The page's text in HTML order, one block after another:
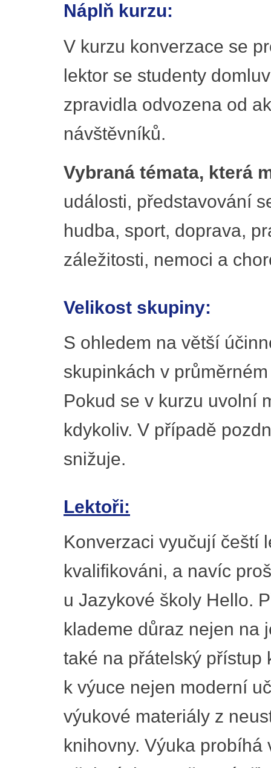
Náplň kurzu:
V kurzu konverzace se
lektor se studenty
zpravidla odvozena od
návštěvníků.
Vybraná témata, která
události, představování
hudba, sport, doprava,
záležitosti, nemoci a
Velikost skupiny:
S ohledem na větší
skupinkách v
Pokud se v kurzu uvolní
kdykoliv. V případě
snižuje.
Lektoři:
Konverzaci vyučují čeští
kvalifikováni, a navíc
u Jazykové školy Hello.
klademe důraz nejen na
také na přátelský přístup
k výuce nejen moderní
výukové materiály z
knihovny. Výuka